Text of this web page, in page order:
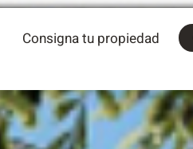
Consigna tu propiedad